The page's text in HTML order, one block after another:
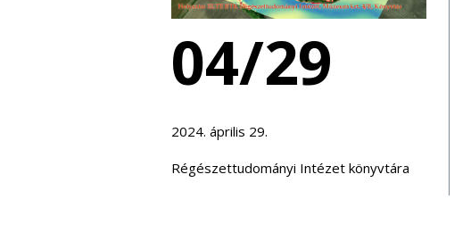
04/29
2024. április 29.
Régészettudományi Intézet könyvtára